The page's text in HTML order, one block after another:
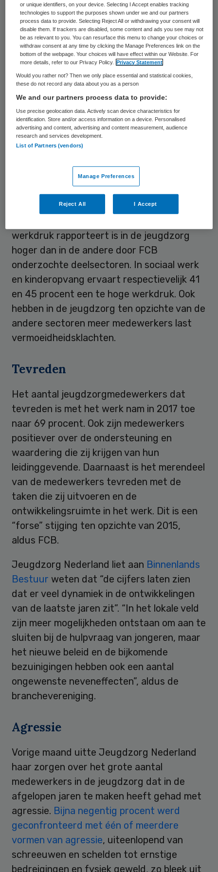
aandacht te geven en goed te verzorgen.
Ook dit is een stijging ten opzichte van
2015, toen 44 procent van de jeugdwerkers
klaagde over tijdsgebrek.
Het aantal medewerkers in de jeugdzorg
dat kampt met vermoeidheid of burn-out
stijgt eveneens al jaren, aldusFCB. In 2017
ging het om 20 procent van de
medewerkers, tegenover 9 procent in 2013
geven onder meer aan vermoeid te zijn bij
het opstaan en gefrustreerd te zijn door
het werk.
werkdruk rapporteert is in de jeugdzorg
hoger dan in de andere door FCB
onderzochte deelsectoren. In sociaal werk
en kinderopvang ervaart respectievelijk 41
en 45 procent een te hoge werkdruk. Ook
hebben in de jeugdzorg ten opzichte van de
andere sectoren meer medewerkers last
vermoeidheidsklachten.
Tevreden
Het aantal jeugdzorgmedewerkers dat
tevreden is met het werk nam in 2017 toe
naar 69 procent. Ook zijn medewerkers
positiever over de ondersteuning en
waardering die zij krijgen van hun
leidinggevende. Daarnaast is het merendeel
van de medewerkers tevreden met de
taken die zij uitvoeren en de
ontwikkelingsruimte in het werk. Dit is een
“forse” stijging ten opzichte van 2015,
aldus FCB.
Jeugdzorg Nederland liet aan Binnenlands
Bestuur weten dat “de cijfers laten zien
dat er veel dynamiek in de ontwikkelingen
van de laatste jaren zit”. “In het lokale veld
zijn meer mogelijkheden ontstaan om aan te
sluiten bij de hulpvraag van jongeren, maar
het nieuwe beleid en de bijkomende
bezuinigingen hebben ook een aantal
ongewenste neveneffecten”, aldus de
branchevereniging.
Agressie
Vorige maand uitte Jeugdzorg Nederland
haar zorgen over het grote aantal
medewerkers in de jeugdzorg dat in de
afgelopen jaren te maken heeft gehad met
agressie. Bijna negentig procent werd
geconfronteerd met één of meerdere
vormen van agressie, uiteenlopend van
schreeuwen en schelden tot ernstige
bedreigingen en fysiek geweld, zo bleek uit
or unique identifiers, on your device. Selecting I Accept enables tracking
technologies to support the purposes shown under we and our partners
process data to provide. Selecting Reject All or withdrawing your consent will
disable them. If trackers are disabled, some content and ads you see may not
be as relevant to you. You can resurface this menu to change your choices or
withdraw consent at any time by clicking the Manage Preferences link on the
bottom of the webpage. Your choices will have effect within our Website. For
more details, refer to our Privacy Policy.
Privacy Statement
Would you rather not? Then we only place essential and statistical cookies,
these do not record any data about you as a person
We and our partners process data to provide:
Use precise geolocation data. Actively scan device characteristics for
identification. Store and/or access information on a device. Personalised
advertising and content, advertising and content measurement, audience
research and services development.
List of Partners (vendors)
Manage Preferences
Reject All I Accept